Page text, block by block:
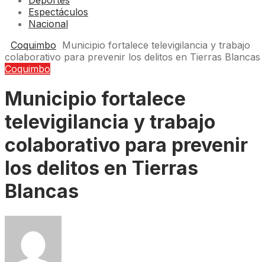
Espectáculos
Nacional
Coquimbo Municipio fortalece televigilancia y trabajo
colaborativo para prevenir los delitos en Tierras Blancas
Coquimbo
Municipio fortalece
televigilancia y trabajo
colaborativo para prevenir
los delitos en Tierras
Blancas